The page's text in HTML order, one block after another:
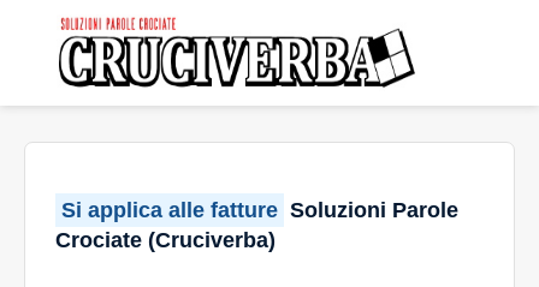
Si applica alle fatture Soluzioni Parole
Crociate (Cruciverba)